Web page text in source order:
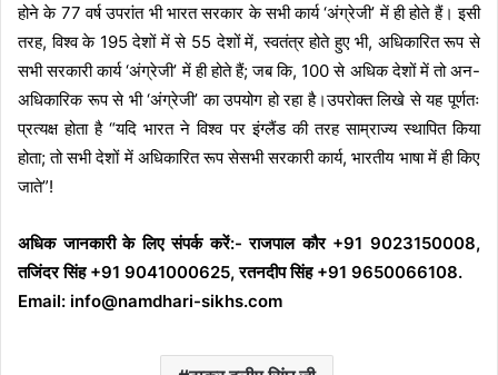
होने के 77 वर्ष उपरांत भी भारत सरकार के सभी कार्य ‘अंग्रेजी’ में ही होते हैं। इसी
तरह, विश्व के 195 देशों में से 55 देशों में, स्वतंत्र होते हुए भी, अधिकारित रूप से
सभी सरकारी कार्य ‘अंग्रेजी’ में ही होते हैं; जब कि, 100 से अधिक देशों में तो अन-
अधिकारिक रूप से भी ‘अंग्रेजी’ का उपयोग हो रहा है।उपरोक्त लिखे से यह पूर्णतः
प्रत्यक्ष होता है “यदि भारत ने विश्व पर इंग्लैंड की तरह साम्राज्य स्थापित किया
होता; तो सभी देशों में अधिकारित रूप सेसभी सरकारी कार्य, भारतीय भाषा में ही किए
जाते”!
अधिक जानकारी के लिए संपर्क करें:- राजपाल कौर +91 9023150008,
तजिंदर सिंह +91 9041000625, रतनदीप सिंह +91 9650066108.
Email: info@namdhari-sikhs.com